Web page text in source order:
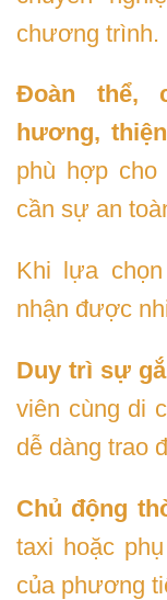
chương trình.
Đoàn thể,
hương,
phù hợp
cần sự an
Khi lựa
nhận được
Duy trì sự
viên cùng di
dễ dàng trao
Chủ động
taxi hoặc
của phương